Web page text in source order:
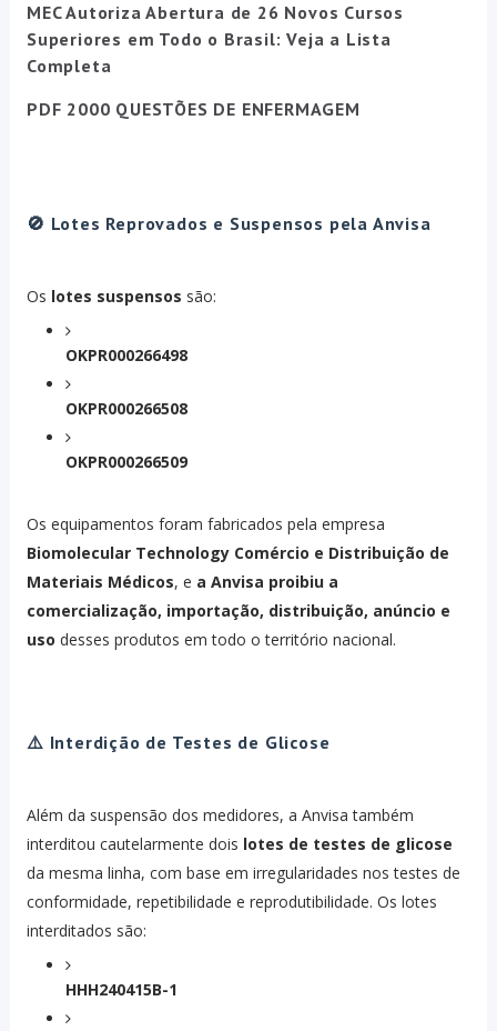
MEC Autoriza Abertura de 26 Novos Cursos
Superiores em Todo o Brasil: Veja a Lista
Completa
PDF 2000 QUESTÕES DE ENFERMAGEM
🚫 Lotes Reprovados e Suspensos pela Anvisa
Os lotes suspensos são:
OKPR000266498
OKPR000266508
OKPR000266509
Os equipamentos foram fabricados pela empresa
Biomolecular Technology Comércio e Distribuição de
Materiais Médicos, e a Anvisa proibiu a
comercialização, importação, distribuição, anúncio e
uso desses produtos em todo o território nacional.
⚠️ Interdição de Testes de Glicose
Além da suspensão dos medidores, a Anvisa também
interditou cautelarmente dois lotes de testes de glicose
da mesma linha, com base em irregularidades nos testes de
conformidade, repetibilidade e reprodutibilidade. Os lotes
interditados são:
HHH240415B-1